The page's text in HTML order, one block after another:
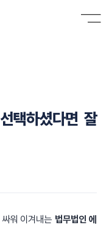
택하셨다면 잘
워 이겨내는 법무법인 에